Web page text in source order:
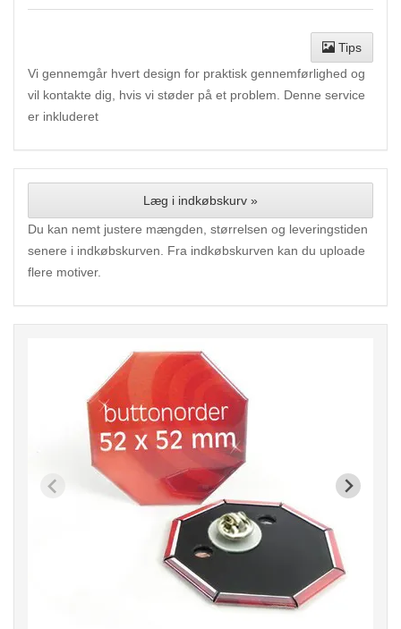
Tips
Vi gennemgår hvert design for praktisk gennemførlighed og
vil kontakte dig, hvis vi støder på et problem. Denne service
er inkluderet
Læg i indkøbskurv »
Du kan nemt justere mængden, størrelsen og leveringstiden
senere i indkøbskurven. Fra indkøbskurven kan du uploade
flere motiver.